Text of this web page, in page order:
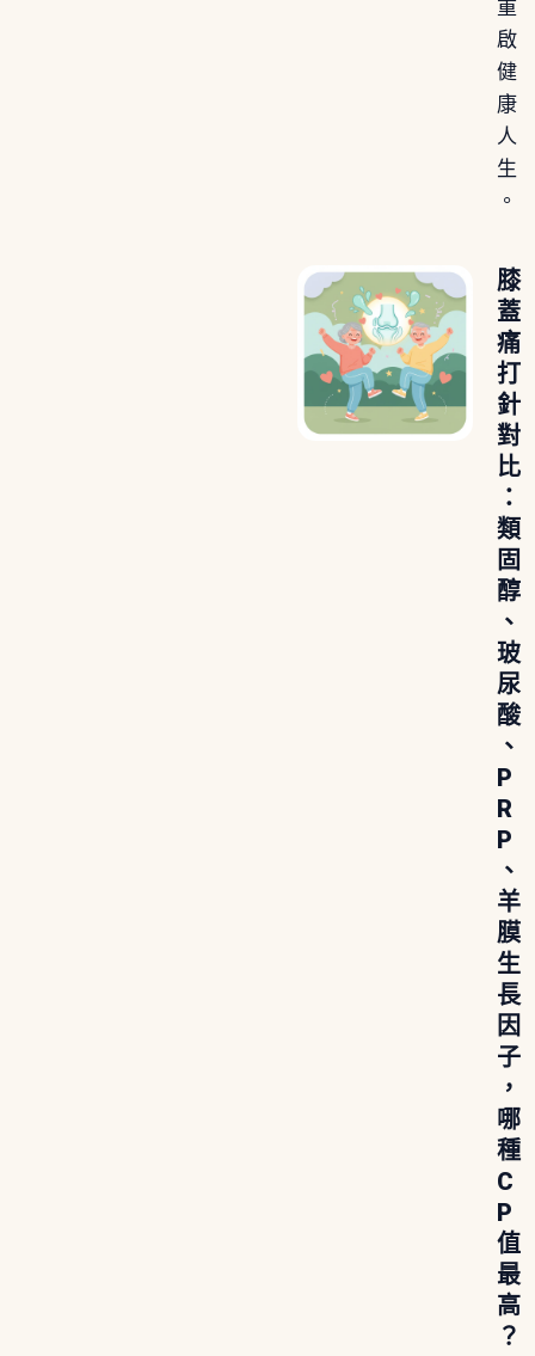
重
啟
健
康
人
生
。
膝
蓋
痛
打
針
對
比
：
類
固
醇
、
玻
尿
酸
、
P
R
P
、
羊
膜
生
長
因
子
，
哪
種
C
P
值
最
高
？